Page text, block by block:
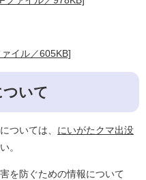
イル／605KB]
いて
ついては、 にいがたクマ出没
。
を防ぐための情報について